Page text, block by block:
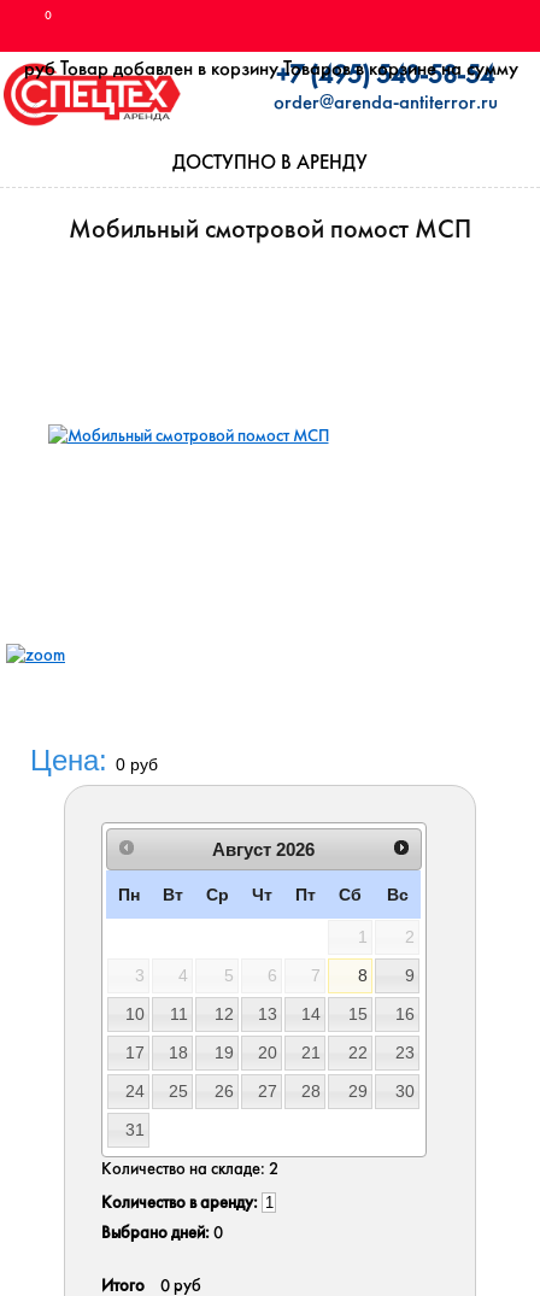
0
руб Товар добавлен в корзину Товаров в корзине на сумму
+7 (495) 540-58-54
order@arenda-antiterror.ru
ДОСТУПНО В АРЕНДУ
Мобильный смотровой помост МСП
Цена: 0 руб
Август 2026
Пн Вт Ср Чт Пт Сб Вс
1
2
3
4 5 6 7 8
9
10
11 12 13 14 15
16
17
18 19 20 21 22
23
24
25 26 27 28 29
30
31
Количество на складе: 2
Количество в аренду:
Выбрано дней: 0
Итого 0 руб